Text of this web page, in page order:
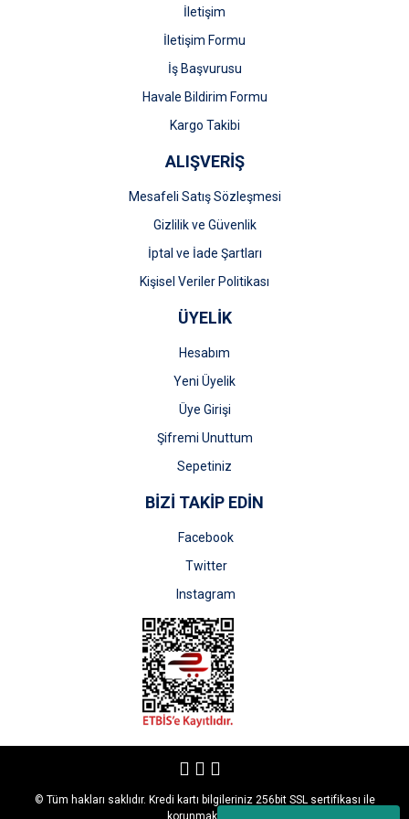
Gönder
İletişim
İletişim Formu
İş Başvurusu
Havale Bildirim Formu
Kargo Takibi
ALIŞVERİŞ
Mesafeli Satış Sözleşmesi
Gizlilik ve Güvenlik
İptal ve İade Şartları
Kişisel Veriler Politikası
ÜYELİK
Hesabım
Yeni Üyelik
Üye Girişi
Şifremi Unuttum
Sepetiniz
BİZİ TAKİP EDİN
Facebook
Twitter
Instagram
© Tüm hakları saklıdır. Kredi kartı bilgileriniz 256bit SSL sertifikası ile
korunmaktadır.